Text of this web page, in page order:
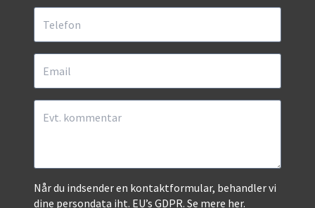
Når du indsender en kontaktformular, behandler vi
dine persondata iht. EU’s GDPR. Se mere her.